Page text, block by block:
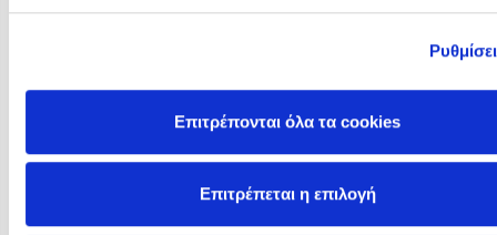
Επιτρέπονται όλα τα cookies
Επιτρέπεται η επιλογή